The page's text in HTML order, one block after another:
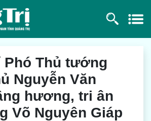
Thủ tướng
Nguyễn Văn
hương, tri ân
Võ Nguyên Giáp